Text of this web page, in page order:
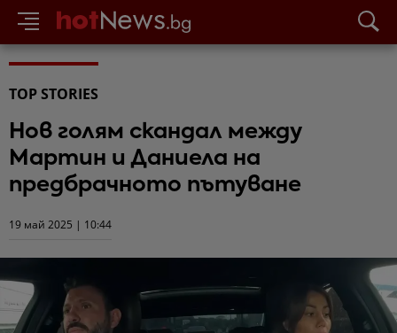
TOP STORIES
Нов голям скандал между
Мартин и Даниела на
предбрачното пътуване
19 май 2025 | 10:44